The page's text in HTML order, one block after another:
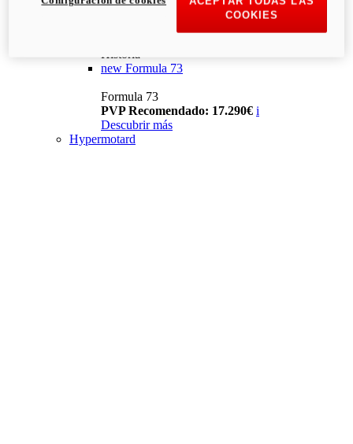
Historia
new Formula 73
Formula 73
PVP Recomendado: 17.290€ i
Descubrir más
Hypermotard
COOKIES